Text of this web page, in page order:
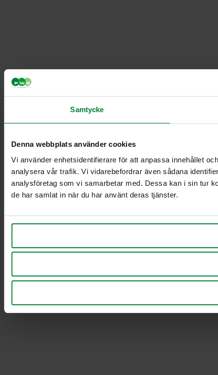
Samtycke
Denna webbplats använder cookies
Vi använder enhetsidentifierare för att anpassa innehållet
analysera vår trafik. Vi vidarebefordrar även sådana
analysföretag som vi samarbetar med. Dessa kan i sin tur
de har samlat in när du har använt deras tjänster.